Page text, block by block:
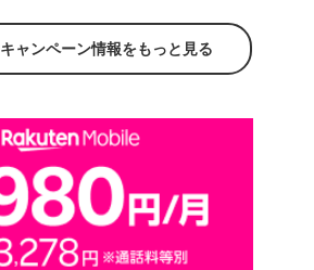
ャンペーン情報をもっと見る